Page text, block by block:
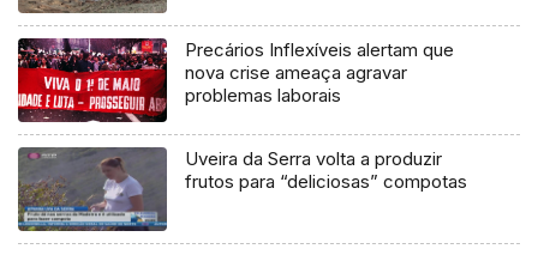
Precários Inflexíveis alertam que
nova crise ameaça agravar
problemas laborais
Uveira da Serra volta a produzir
frutos para “deliciosas” compotas